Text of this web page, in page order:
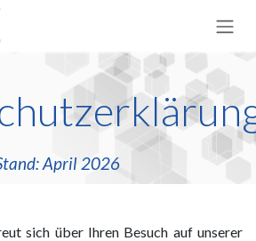
April 2026
sich über Ihren Besuch auf unserer